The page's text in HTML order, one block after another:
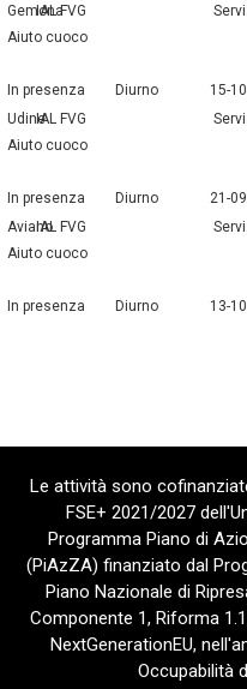
Gemona
IAL FVG
aiuto cuoco
In presenza
Diurno 15-
UdineIAL FVG
aiuto cuoco
In presenza
Diurno 21-
AvianoIAL FVG
aiuto cuoco
In presenza
Diurno 13-
Le attività sono
FSE+ 2021/2027
Programma Piano di
(PiAzZA) finanziato dal
Piano Nazionale di
Componente 1, Riforma
NextGenerationEU,
Occupabilità